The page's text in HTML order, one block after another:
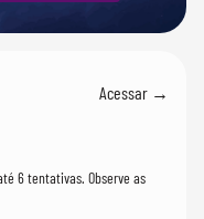
Acessar →
6 tentativas. Observe as